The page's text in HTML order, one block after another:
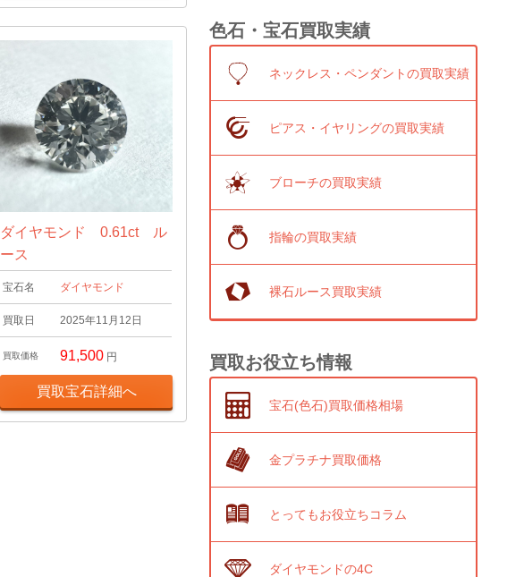
ダイヤモンド 0.61ct ル
ース
宝石名 ダイヤモンド
買取日 2025年11月12日
買取価格 91,500 円
買取宝石詳細へ
色石・宝石買取実績
ネックレス・ペンダントの買取実績
ピアス・イヤリングの買取実績
ブローチの買取実績
指輪の買取実績
裸石ルース買取実績
買取お役立ち情報
宝石(色石)買取価格相場
金プラチナ買取価格
とってもお役立ちコラム
ダイヤモンドの4C